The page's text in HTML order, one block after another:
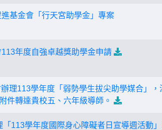
基金會「行天宮助學金」專案
年度自強卓越獎助學金申請
理113學年度「弱勢學生拔尖助學媒合」
件轉達貴校五、六年級導師。
113學年度國際身心障礙者日宣導週活動